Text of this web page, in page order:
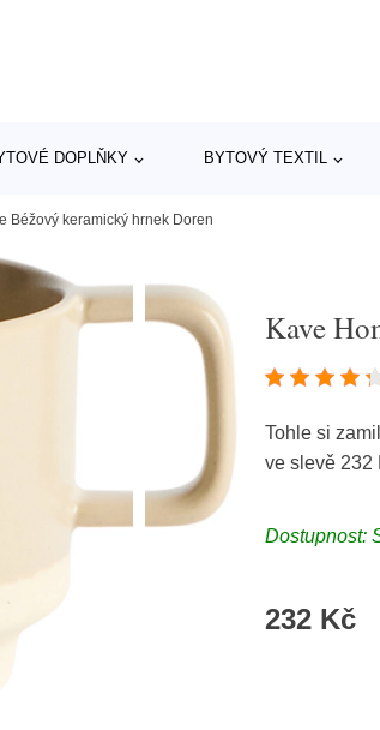
DOPLŇKY BYTOVÝ TEXTIL
Béžový keramický hrnek Doren
Kave
Tohle si
ve slevě
Dostupnost:
232 Kč